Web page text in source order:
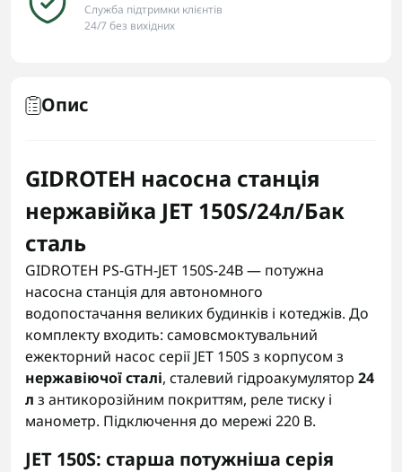
Служба підтримки клієнтів
24/7 без вихідних
Опис
GIDROTEH насосна станція
нержавійка JET 150S/24л/Бак
сталь
GIDROTEH PS-GTH-JET 150S-24B — потужна
насосна станція для автономного
водопостачання великих будинків і котеджів. До
комплекту входить: самовсмоктувальний
ежекторний насос серії JET 150S з корпусом з
нержавіючої сталі, сталевий гідроакумулятор 24
л з антикорозійним покриттям, реле тиску і
манометр. Підключення до мережі 220 В.
JET 150S: старша потужніша серія